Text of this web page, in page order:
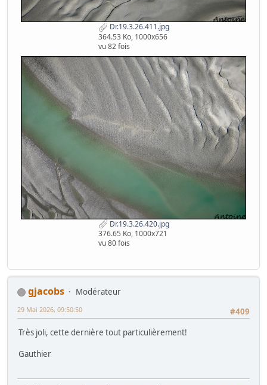
Dr.19.3.26.411.jpg
364.53 Ko, 1000x656
vu 82 fois
Dr.19.3.26.420.jpg
376.65 Ko, 1000x721
vu 80 fois
gjacobs
Modérateur
#409
29 Mai 2026, 09:50:50
Très joli, cette dernière tout particulièrement!
Gauthier